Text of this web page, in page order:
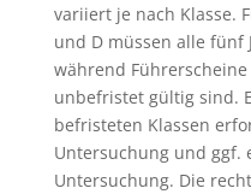
variiert je nach Klasse.
und D müssen alle fünf
während
unbefristet gültig sind.
befristeten Klassen
Untersuchung und ggf.
Untersuchung. Die